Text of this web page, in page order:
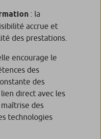
: la
accrue et
des prestations.
encourage le
des
des
direct avec les
des
technologies